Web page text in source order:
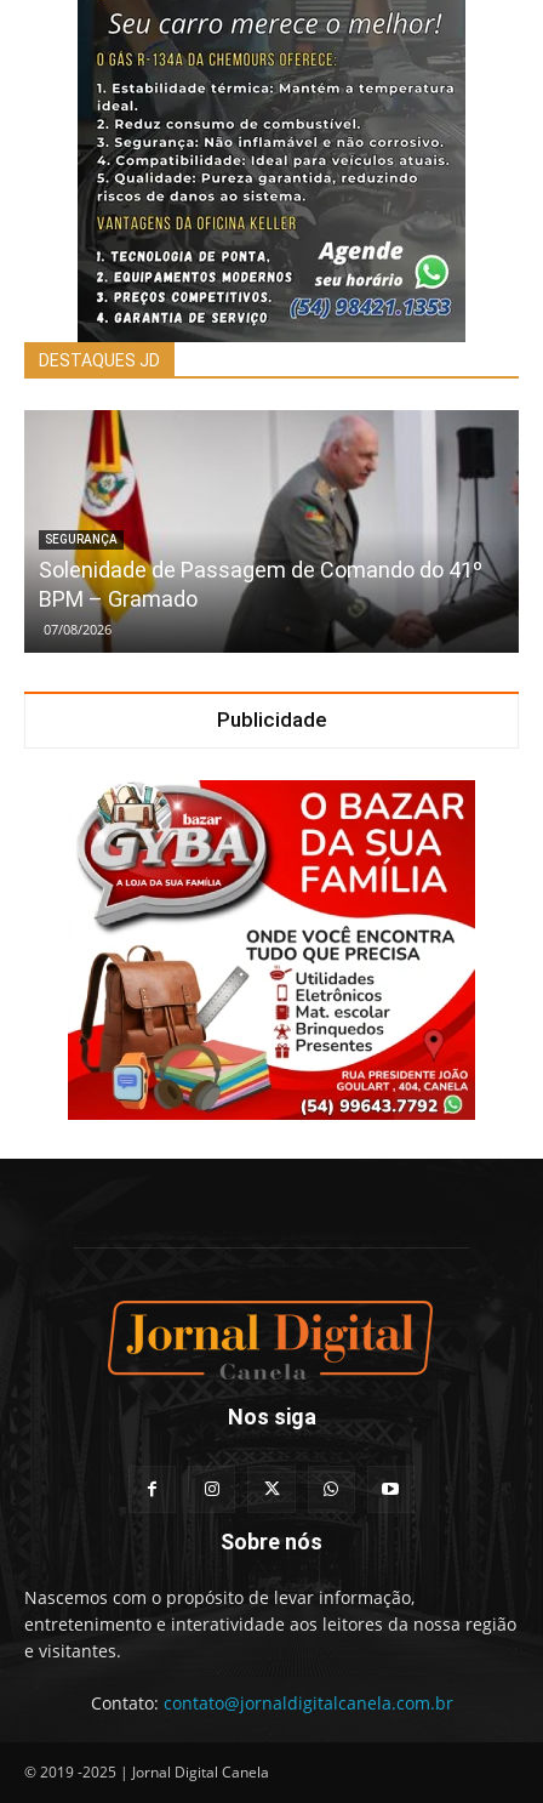
DESTAQUES JD
SEGURANÇA
Solenidade de Passagem de Comando do 41º
BPM – Gramado
07/08/2026
Publicidade
Nos siga
Sobre nós
Nascemos com o propósito de levar informação,
entretenimento e interatividade aos leitores da nossa região
e visitantes.
Contato: contato@jornaldigitalcanela.com.br
© 2019 -2025 | Jornal Digital Canela